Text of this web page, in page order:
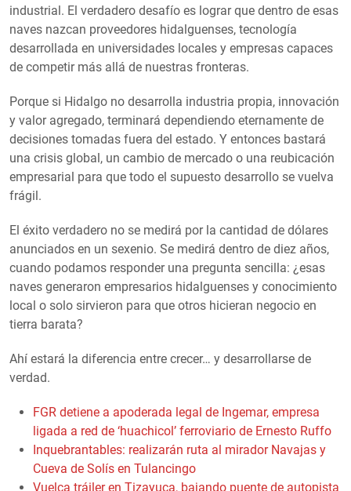
industrial. El verdadero desafío es lograr que dentro de esas
naves nazcan proveedores hidalguenses, tecnología
desarrollada en universidades locales y empresas capaces
de competir más allá de nuestras fronteras.
Porque si Hidalgo no desarrolla industria propia, innovación
y valor agregado, terminará dependiendo eternamente de
decisiones tomadas fuera del estado. Y entonces bastará
una crisis global, un cambio de mercado o una reubicación
empresarial para que todo el supuesto desarrollo se vuelva
frágil.
El éxito verdadero no se medirá por la cantidad de dólares
anunciados en un sexenio. Se medirá dentro de diez años,
cuando podamos responder una pregunta sencilla: ¿esas
naves generaron empresarios hidalguenses y conocimiento
local o solo sirvieron para que otros hicieran negocio en
tierra barata?
Ahí estará la diferencia entre crecer… y desarrollarse de
verdad.
FGR detiene a apoderada legal de Ingemar, empresa
ligada a red de ‘huachicol’ ferroviario de Ernesto Ruffo
Inquebrantables: realizarán ruta al mirador Navajas y
Cueva de Solís en Tulancingo
Vuelca tráiler en Tizayuca, bajando puente de autopista